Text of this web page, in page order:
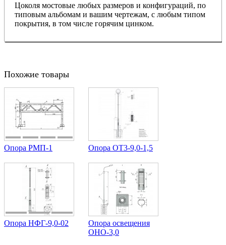
Цоколя мостовые любых размеров и конфигураций, по
типовым альбомам и вашим чертежам, с любым типом
покрытия, в том числе горячим цинком.
Похожие товары
Опора РМП-1 Опора ОТ3-9,0-1,5
Опора НФГ-9,0-02
Опора освещения
ОНО-3,0